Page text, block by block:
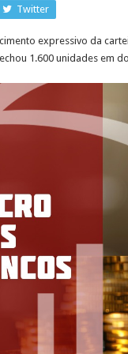
Twitter
expressivo da
1.600 unidades em